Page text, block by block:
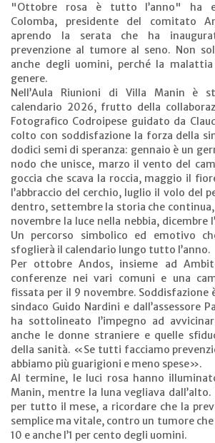
"Ottobre rosa è tutto l’anno" ha
Colomba, presidente del comitato
aprendo la serata che ha
prevenzione al tumore al seno. Non
anche degli uomini, perché la
genere.
Nell’Aula Riunioni di Villa Manin è
calendario 2026, frutto della
Fotografico Codroipese guidato da
colto con soddisfazione la forza della
dodici semi di speranza: gennaio è un
nodo che unisce, marzo il vento del
goccia che scava la roccia, maggio il
l’abbraccio del cerchio, luglio il volo del
dentro, settembre la storia che
novembre la luce nella nebbia, dicembre
Un percorso simbolico ed emotivo
sfoglierà il calendario lungo tutto l’anno.
Per ottobre Andos, insieme ad
conferenze nei vari comuni e una
fissata per il 9 novembre. Soddisfazione
sindaco Guido Nardini e dall’assessore
ha sottolineato l’impegno ad
anche le donne straniere e quelle
della sanità. «Se tutti facciamo
abbiamo più guarigioni e meno spese».
Al termine, le luci rosa hanno
Manin, mentre la luna vegliava dall’alto.
per tutto il mese, a ricordare che la
semplice ma vitale, contro un tumore che
10 e anche l’1 per cento degli uomini.